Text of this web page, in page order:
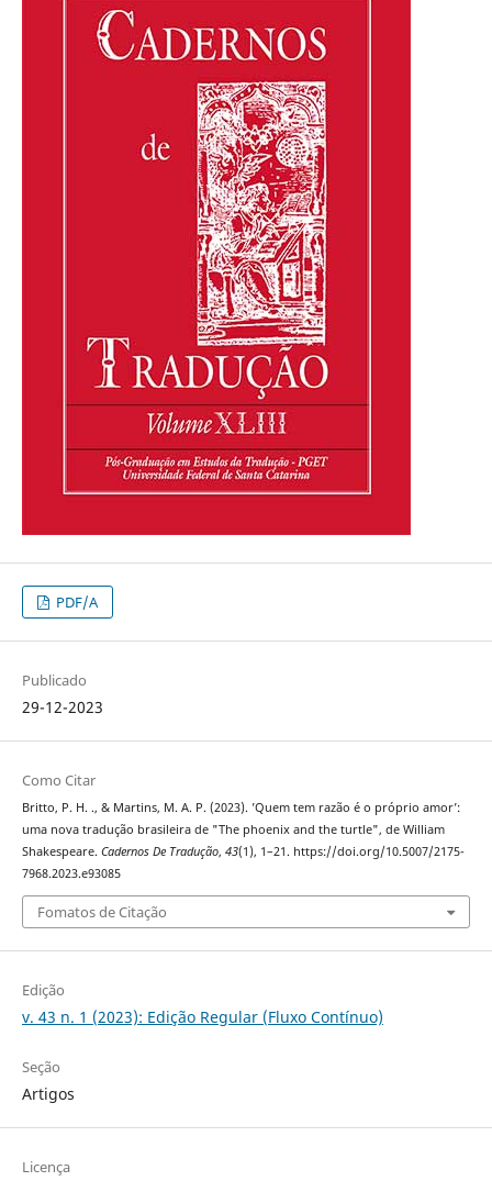
PDF/A
Publicado
29-12-2023
Como Citar
Britto, P. H. ., & Martins, M. A. P. (2023). ’Quem tem razão é o próprio amor’:
uma nova tradução brasileira de "The phoenix and the turtle", de William
Shakespeare. Cadernos De Tradução, 43(1), 1–21. https://doi.org/10.5007/2175-
7968.2023.e93085
Fomatos de Citação
Edição
v. 43 n. 1 (2023): Edição Regular (Fluxo Contínuo)
Seção
Artigos
Licença